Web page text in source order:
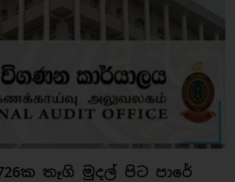
තෑගි මුදල් පිට පාරේ